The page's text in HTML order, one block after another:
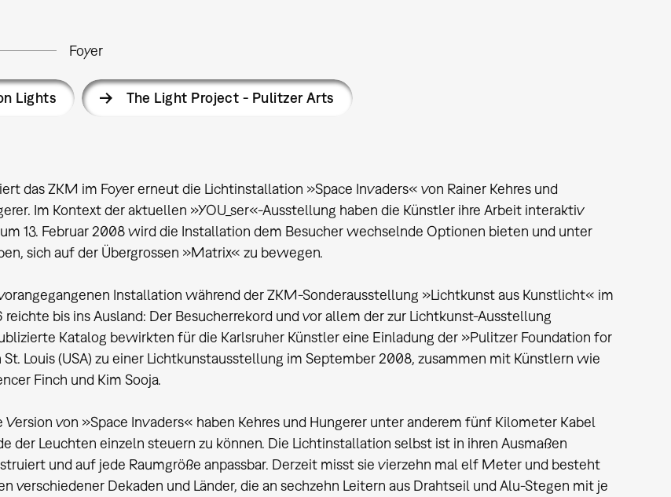
Foyer
Lights The Light Project - Pulitzer Arts
das ZKM im Foyer erneut die Lichtinstallation »Space Invaders« von Rainer Kehres und
Im Kontext der aktuellen »YOU_ser«-Ausstellung haben die Künstler ihre Arbeit interaktiv
13. Februar 2008 wird die Installation dem Besucher wechselnde Optionen bieten und unter
sich auf der Übergrossen »Matrix« zu bewegen.
Installation während der ZKM-Sonderausstellung »Lichtkunst aus Kunstlicht« im
bis ins Ausland: Der Besucherrekord und vor allem der zur Lichtkunst-Ausstellung
Katalog bewirkten für die Karlsruher Künstler eine Einladung der »Pulitzer Foundation for
St. Louis (USA) zu einer Lichtkunstausstellung im September 2008, zusammen mit Künstlern wie
Finch und Kim Sooja.
Version von »Space Invaders« haben Kehres und Hungerer unter anderem fünf Kilometer Kabel
der Leuchten einzeln steuern zu können. Die Lichtinstallation selbst ist in ihren Ausmaßen
und auf jede Raumgröße anpassbar. Derzeit misst sie vierzehn mal elf Meter und besteht
verschiedener Dekaden und Länder, die an sechzehn Leitern aus Drahtseil und Alu-Stegen mit je